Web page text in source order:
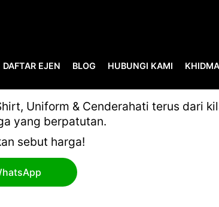
DAFTAR EJEN BLOG HUBUNGI KAMI
Uniform & Cenderahati terus dari
yang berpatutan.
sebut harga!